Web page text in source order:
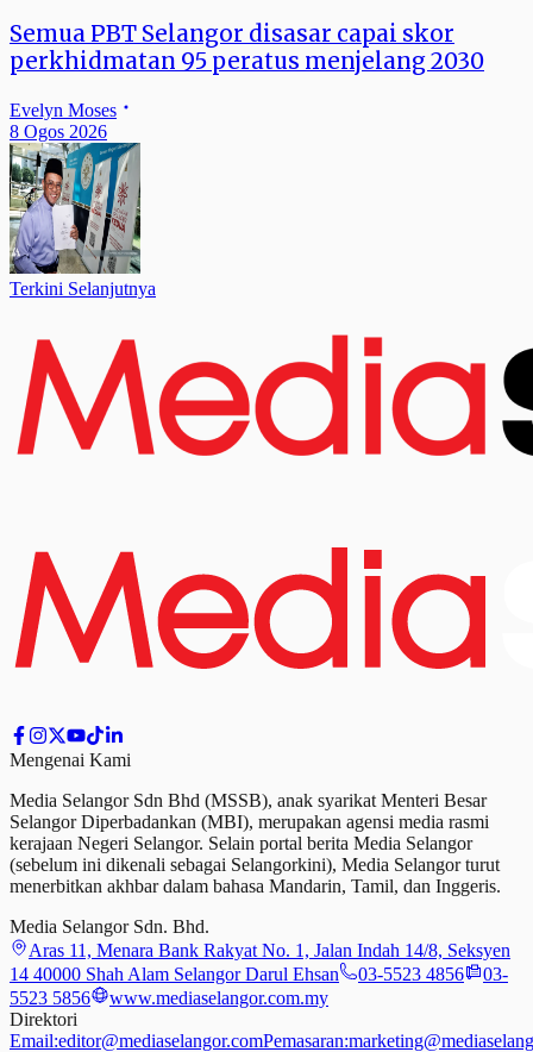
Semua PBT Selangor disasar capai skor
perkhidmatan 95 peratus menjelang 2030
Evelyn Moses
8 Ogos 2026
Terkini Selanjutnya
Mengenai Kami
Media Selangor Sdn Bhd (MSSB), anak syarikat Menteri Besar
Selangor Diperbadankan (MBI), merupakan agensi media rasmi
kerajaan Negeri Selangor. Selain portal berita Media Selangor
(sebelum ini dikenali sebagai Selangorkini), Media Selangor turut
menerbitkan akhbar dalam bahasa Mandarin, Tamil, dan Inggeris.
Media Selangor Sdn. Bhd.
Aras 11, Menara Bank Rakyat No. 1, Jalan Indah 14/8, Seksyen
14 40000 Shah Alam Selangor Darul Ehsan
03-5523 4856
03-
5523 5856
www.mediaselangor.com.my
Direktori
Email:editor@mediaselangor.comPemasaran: